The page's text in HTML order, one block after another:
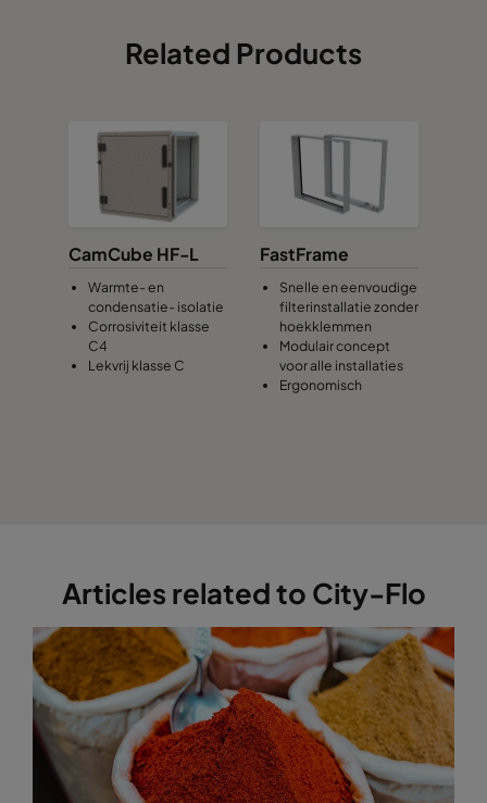
Related Products
CamCube HF-L
Warmte- en
condensatie- isolatie
Corrosiviteit klasse
C4
Lekvrij klasse C
FastFrame
Snelle en eenvoudige
filterinstallatie zonder
hoekklemmen
Modulair concept
voor alle installaties
Ergonomisch
Articles related to City-Flo